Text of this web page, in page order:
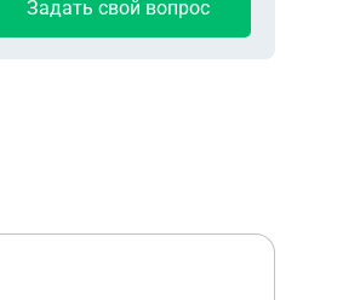
Задать свой вопрос